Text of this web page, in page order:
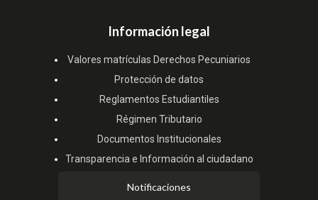
Información legal
Valores matrículas Derechos Pecuniarios
Protección de datos
Reglamentos Estudiantiles
Régimen Tributario
Documentos Institucionales
Transparencia e Información al ciudadano
Notificaciones